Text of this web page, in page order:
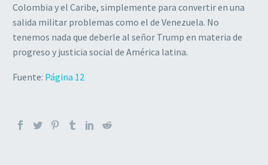
Colombia y el Caribe, simplemente para convertir en una
salida militar problemas como el de Venezuela. No
tenemos nada que deberle al señor Trump en materia de
progreso y justicia social de América latina.
Fuente: Página 12